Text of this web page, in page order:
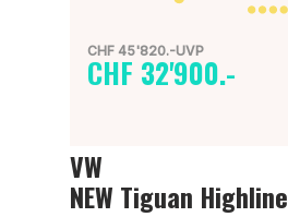
CHF 45'820.-UVP
CHF 32'900.-
VW
NEW Tiguan Highline